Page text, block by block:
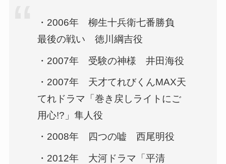
・2006年 柳生十兵衛七番勝負
最後の戦い 徳川綱吉役
・2007年 受験の神様 井田海役
・2007年 天才てれびくんMAX天
てれドラマ「巻き戻しライトにご
用心!?」隼人役
・2008年 四つの嘘 西尾明役
・2012年 大河ドラマ「平清